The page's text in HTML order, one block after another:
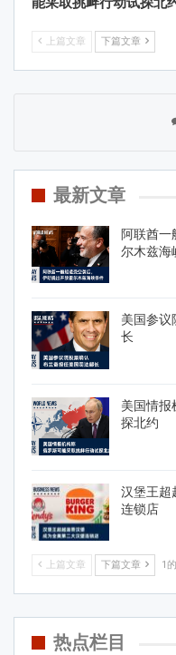
上篇文章 下篇文章
最新文章
阿联酋
尔木兹海
美国参议
长
美国情报
探北约
汉堡王超
连锁店
上篇文章 下篇文章 1
热点栏目